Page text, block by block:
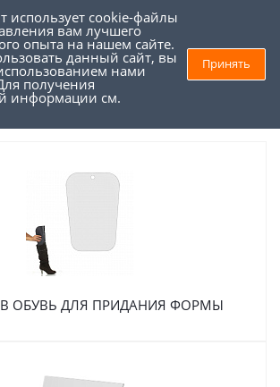
оргстекла - страница 2
В ОБУВЬ ДЛЯ ПРИДАНИЯ ФОРМЫ
использует cookie-файлы
вам лучшего
опыта на нашем сайте.
данный сайт, вы
нами
получения
информации см.
Принять